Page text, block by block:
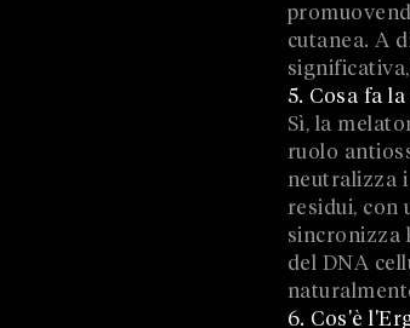
cutanea. A
5. Cosa fa
Sì, la
ruolo
neutralizza
residui, con
sincronizza
del DNA
6. Cos'è